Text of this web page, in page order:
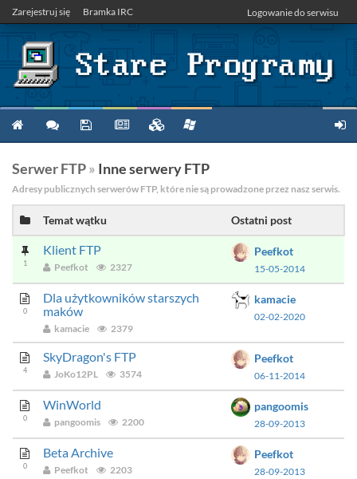
Zarejestruj się Bramka IRC Logowanie do serwisu
Serwer FTP» Inne serwery FTP
Adresy publicznych serwerów FTP, które nie są prowadzone przez nasz serwis.
Temat wątku Ostatni post
1
Klient FTP
Peefkot 2327
Peefkot
15-05-2014
0
Dla użytkowników starszych
maków
kamacie 2379
kamacie
02-02-2020
4
SkyDragon's FTP
JoKo12PL 3574
Peefkot
06-11-2014
0
WinWorld
pangoomis 2200
pangoomis
28-09-2013
0
Beta Archive
Peefkot 2203
Peefkot
28-09-2013